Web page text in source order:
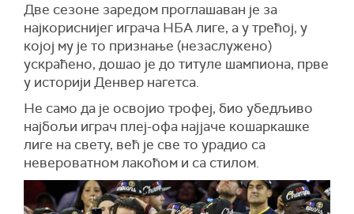
Две сезоне заредом проглашаван је за
најкориснијег играча НБА лиге, а у трећој, у
којој му је то признање (незаслужено)
ускраћено, дошао је до титуле шампиона, прве
у историји Денвер нагетса.
Не само да је освојио трофеј, био убедљиво
најбољи играч плеј-офа најјаче кошаркашке
лиге на свету, већ је све то урадио са
невероватном лакоћом и са стилом.